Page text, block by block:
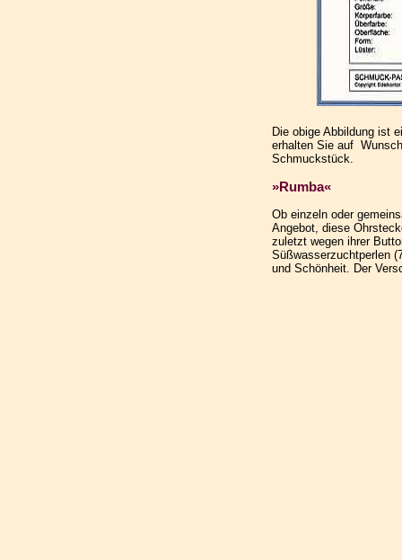
Die obige Abbildung ist
erhalten Sie auf
Schmuckstück.
»Rumba«
Ob einzeln oder
Angebot, diese
zuletzt wegen ihrer
Süßwasserzuchtperlen
und Schönheit. Der